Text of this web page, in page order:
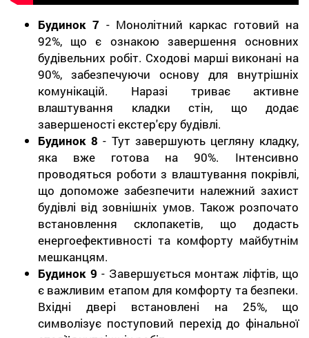
Будинок 7 - Монолітний каркас готовий на
92%, що є ознакою завершення основних
будівельних робіт. Сходові марші виконані на
90%, забезпечуючи основу для внутрішніх
комунікацій. Наразі триває активне
влаштування кладки стін, що додає
завершеності екстер'єру будівлі.
Будинок 8- Тут завершують цегляну кладку,
яка вже готова на 90%. Інтенсивно
проводяться роботи з влаштування покрівлі,
що допоможе забезпечити належний захист
будівлі від зовнішніх умов. Також розпочато
встановлення склопакетів, що додасть
енергоефективності та комфорту майбутнім
мешканцям.
Будинок 9 - Завершується монтаж ліфтів, що
є важливим етапом для комфорту та безпеки.
Вхідні двері встановлені на 25%, що
символізує поступовий перехід до фінальної